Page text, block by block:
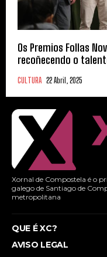
Os Premios Follas
recoñecendo o
CULTURA 22 Abril, 2025
Xornal de Compostela é o
galego de Santiago de
metropolitana
QUE É XC?
AVISO LEGAL